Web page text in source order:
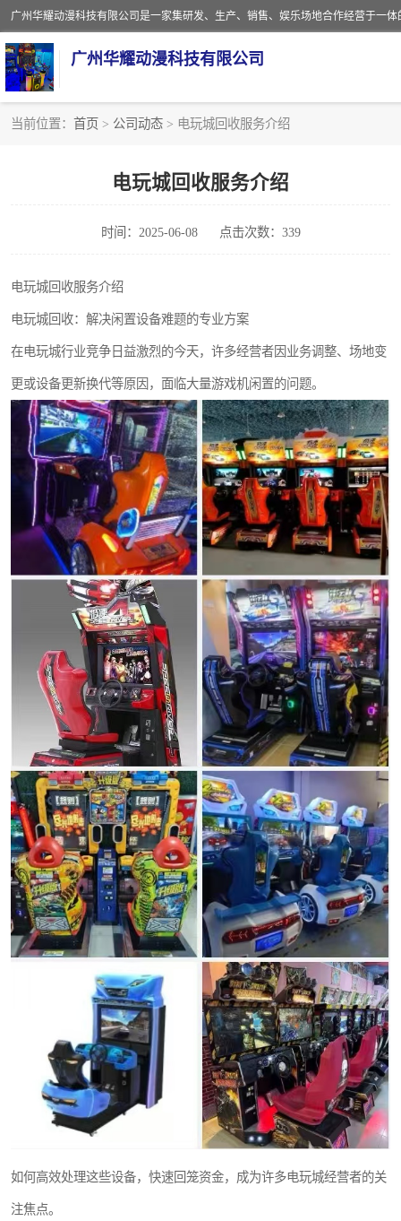
广州华耀动漫科技有限公司
当前位置： 首页 > 公司动态 > 电玩城回收服务介绍
电玩城回收服务介绍
时间：2025-06-08 点击次数：339
电玩城回收服务介绍
电玩城回收：解决闲置设备难题的专业方案
在电玩城行业竞争日益激烈的今天，许多经营者因业务调整、场地变
更或设备更新换代等原因，面临大量游戏机闲置的问题。
如何高效处理这些设备，快速回笼资金，成为许多电玩城经营者的关
注焦点。
游戏厅回收